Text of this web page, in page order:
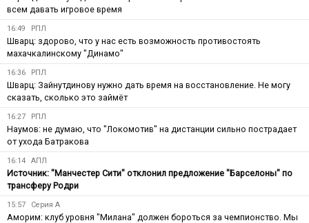
всем давать игровое время
16:49 РПЛ
Шварц: здорово, что у нас есть возможность противостоять
махачкалинскому "Динамо"
16:36 РПЛ
Шварц: Зайнутдинову нужно дать время на восстановление. Не могу
сказать, сколько это займёт
16:27 РПЛ
Наумов: не думаю, что "Локомотив" на дистанции сильно пострадает
от ухода Батракова
16:14 АПЛ
Источник: "Манчестер Сити" отклонил предложение "Барселоны" по
трансферу Родри
15:57 Серия А
Аморим: клуб уровня "Милана" должен бороться за чемпионство. Мы